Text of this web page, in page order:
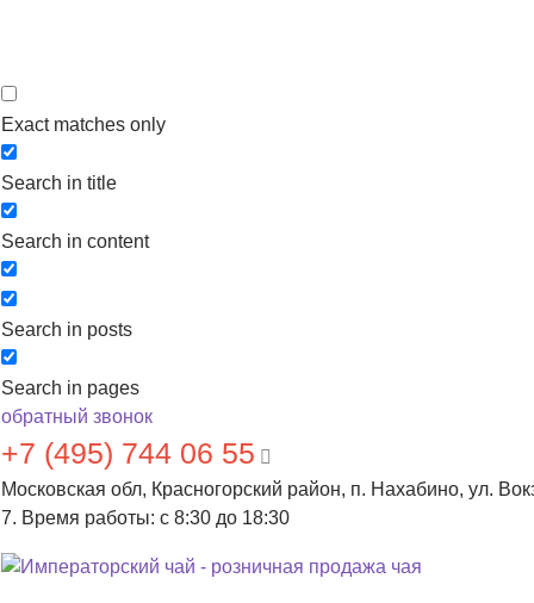
Exact matches only
Search in title
Search in content
Search in posts
Search in pages
обратный звонок
+7 (495) 744 06 55
Московская обл, Красногорский район, п. Нахабино, ул.
7. Время работы: с 8:30 до 18:30